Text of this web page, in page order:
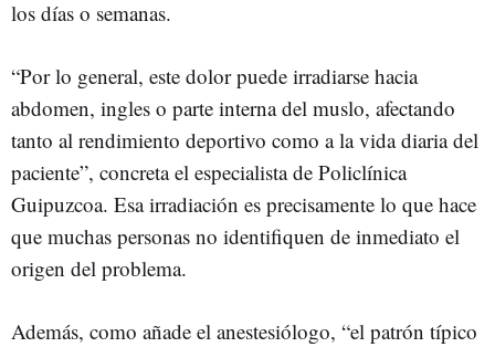
los días o semanas.
“Por lo general, este dolor puede irradiarse hacia
abdomen, ingles o parte interna del muslo, afectando
tanto al rendimiento deportivo como a la vida diaria del
paciente”, concreta el especialista de Policlínica
Guipuzcoa. Esa irradiación es precisamente lo que hace
que muchas personas no identifiquen de inmediato el
origen del problema.
Además, como añade el anestesiólogo, “el patrón típico